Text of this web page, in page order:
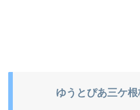
ゆうとぴあ三ケ